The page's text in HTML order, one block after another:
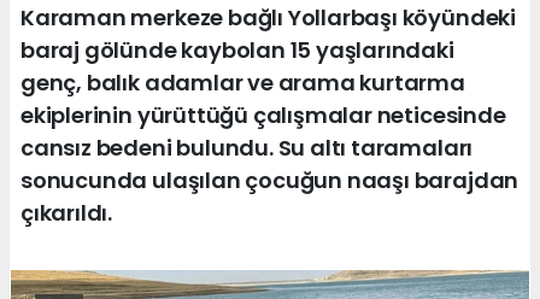
Karaman merkeze bağlı Yollarbaşı köyündeki
baraj gölünde kaybolan 15 yaşlarındaki
genç, balık adamlar ve arama kurtarma
ekiplerinin yürüttüğü çalışmalar neticesinde
cansız bedeni bulundu. Su altı taramaları
sonucunda ulaşılan çocuğun naaşı barajdan
çıkarıldı.